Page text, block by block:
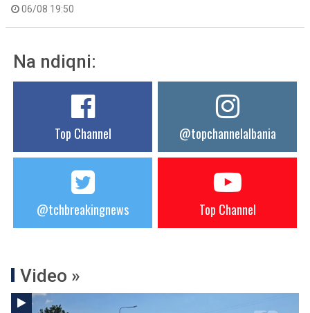
06/08 19:50
Na ndiqni:
Top Channel @topchannelalbania
@tchbreakingnews Top Channel
Video »